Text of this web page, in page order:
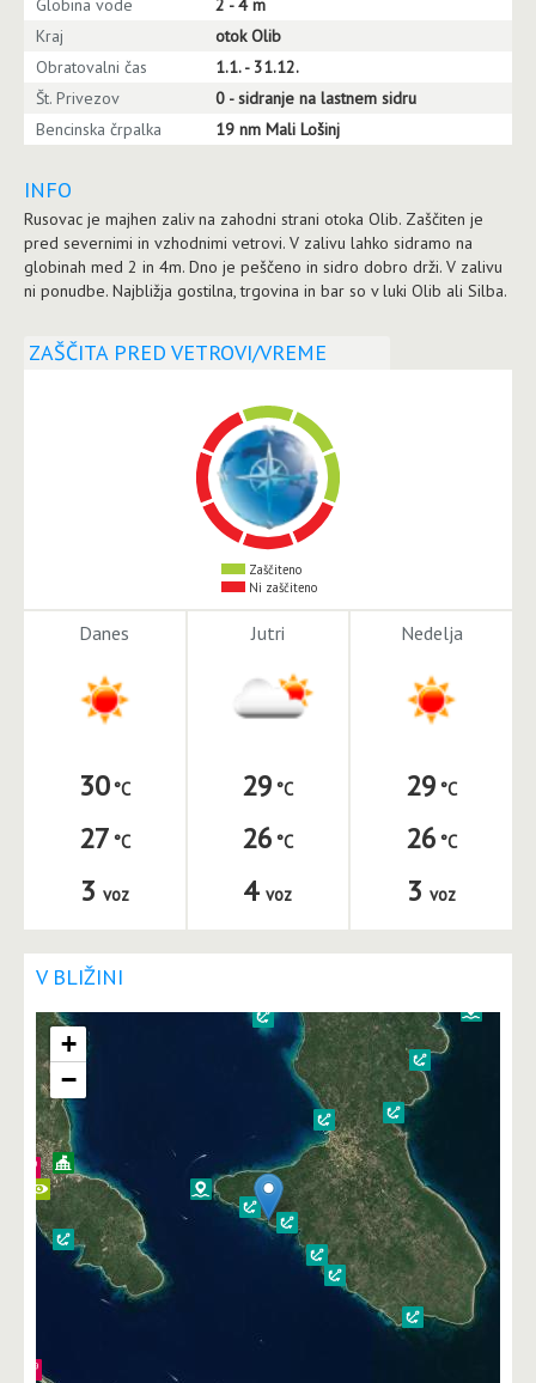
Globina vode
2 - 4 m
Kraj
otok Olib
Obratovalni čas
1.1. - 31.12.
Št. Privezov
0 - sidranje na lastnem sidru
Bencinska črpalka
19 nm Mali Lošinj
INFO
Rusovac je majhen zaliv na zahodni strani otoka Olib. Zaščiten je
pred severnimi in vzhodnimi vetrovi. V zalivu lahko sidramo na
globinah med 2 in 4m. Dno je peščeno in sidro dobro drži. V zalivu
ni ponudbe. Najbližja gostilna, trgovina in bar so v luki Olib ali Silba.
ZAŠČITA PRED VETROVI/VREME
Zaščiteno
Ni zaščiteno
Danes
30
27
3 voz
Jutri
29
26
4 voz
Nedelja
29
26
3 voz
V BLIŽINI
+
−